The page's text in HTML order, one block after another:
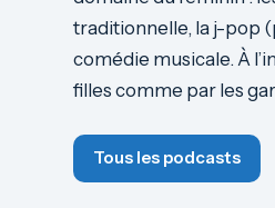
traditionnelle, la j-pop
comédie musicale. À
filles comme par les
Tous les podcasts